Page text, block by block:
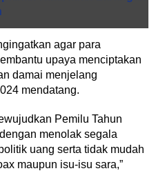
agar para
upaya menciptakan
damai menjelang
mendatang.
Pemilu Tahun
menolak segala
uang serta tidak mudah
maupun isu-isu sara,”